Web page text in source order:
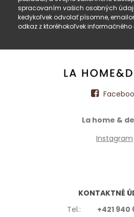
spracovaním vašich osobných
kedykoľvek odvolať písomne,
odkaz z ktoréhokoľvek informačného
La home &
Instagram
KONTAKTNÉ
Tel.: +421 940